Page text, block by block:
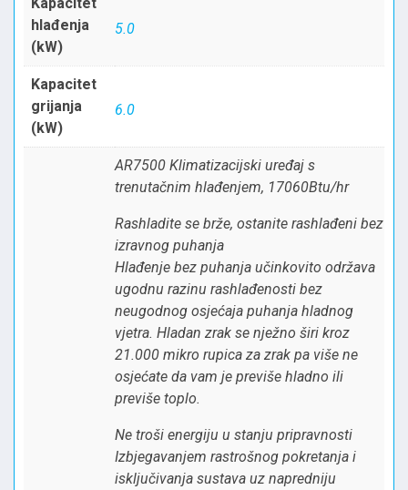
hlađenja
(kW)
5.0
Kapacitet
grijanja
(kW)
6.0
AR7500 Klimatizacijski uređaj s
trenutačnim hlađenjem, 17060Btu/hr
Rashladite se brže, ostanite rashlađeni bez
izravnog puhanja
Hlađenje bez puhanja učinkovito održava
ugodnu razinu rashlađenosti bez
neugodnog osjećaja puhanja hladnog
vjetra. Hladan zrak se nježno širi kroz
21.000 mikro rupica za zrak pa više ne
osjećate da vam je previše hladno ili
previše toplo.
Ne troši energiju u stanju pripravnosti
Izbjegavanjem rastrošnog pokretanja i
isključivanja sustava uz napredniju